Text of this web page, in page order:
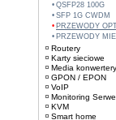
QSFP28 100G
SFP 1G CWDM
PRZEWODY
PRZEWODY
Routery
Karty sieciowe
Media konwertery
GPON / EPON
VoIP
Monitoring
KVM
Smart home